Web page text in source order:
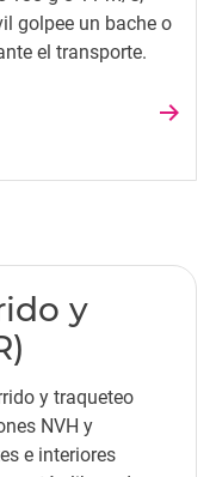
golpee un bache o
el transporte.
y
y traqueteo
NVH y
e interiores